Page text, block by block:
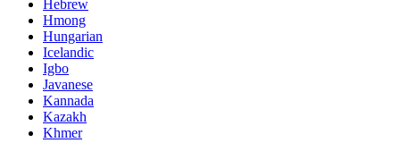
Hebrew
Hmong
Hungarian
Icelandic
Igbo
Javanese
Kannada
Kazakh
Khmer